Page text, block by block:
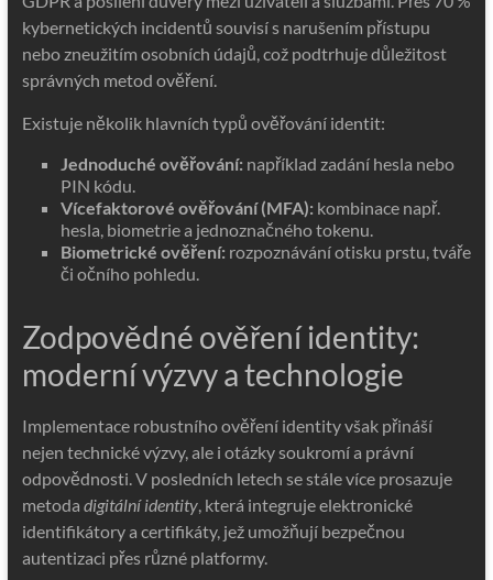
kybernetických incidentů souvisí s narušením přístupu
nebo zneužitím osobních údajů, což podtrhuje důležitost
správných metod ověření.
Existuje několik hlavních typů ověřování identit:
Jednoduché ověřování: například zadání hesla nebo
PIN kódu.
Vícefaktorové ověřování (MFA): kombinace např.
hesla, biometrie a jednoznačného tokenu.
Biometrické ověření: rozpoznávání otisku prstu, tváře
či očního pohledu.
Zodpovědné ověření identity:
moderní výzvy a technologie
Implementace robustního ověření identity však přináší
nejen technické výzvy, ale i otázky soukromí a právní
odpovědnosti. V posledních letech se stále více prosazuje
metoda digitální identity, která integruje elektronické
identifikátory a certifikáty, jež umožňují bezpečnou
autentizaci přes různé platformy.